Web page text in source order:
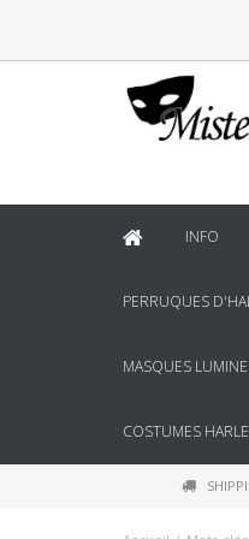
INFO
PERRUQUES
MASQUES
COSTUMES